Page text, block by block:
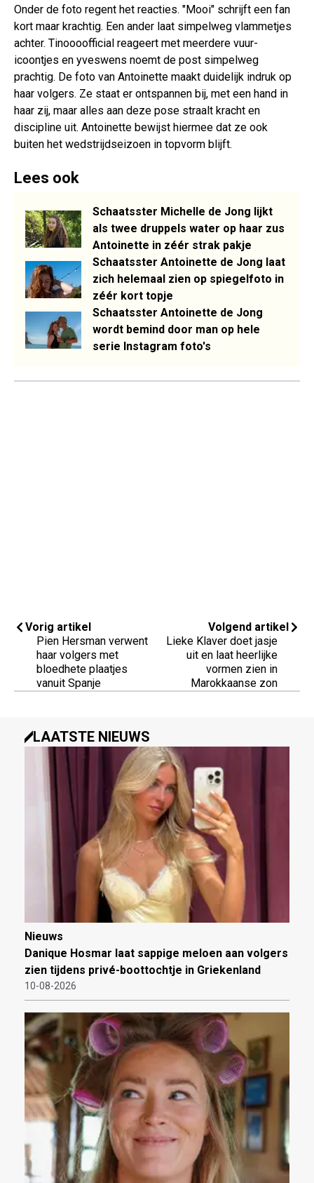
Onder de foto regent het reacties. "Mooi" schrijft een fan
kort maar krachtig. Een ander laat simpelweg vlammetjes
achter. Tinoooofficial reageert met meerdere vuur-
icoontjes en yveswens noemt de post simpelweg
prachtig. De foto van Antoinette maakt duidelijk indruk op
haar volgers. Ze staat er ontspannen bij, met een hand in
haar zij, maar alles aan deze pose straalt kracht en
discipline uit. Antoinette bewijst hiermee dat ze ook
buiten het wedstrijdseizoen in topvorm blijft.
Lees ook
Schaatsster Michelle de Jong lijkt
als twee druppels water op haar zus
Antoinette in zéér strak pakje
Schaatsster Antoinette de Jong laat
zich helemaal zien op spiegelfoto in
zéér kort topje
Schaatsster Antoinette de Jong
wordt bemind door man op hele
serie Instagram foto's
Vorig artikel
Pien Hersman verwent
haar volgers met
bloedhete plaatjes
vanuit Spanje
Volgend artikel
Lieke Klaver doet jasje
uit en laat heerlijke
vormen zien in
Marokkaanse zon
LAATSTE NIEUWS
Nieuws
Danique Hosmar laat sappige meloen aan volgers
zien tijdens privé-boottochtje in Griekenland
10-08-2026